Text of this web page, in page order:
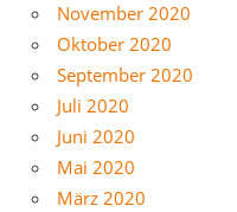
November 2020
Oktober 2020
September 2020
Juli 2020
Juni 2020
Mai 2020
März 2020